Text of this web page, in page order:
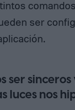
ser
ser
luces nos